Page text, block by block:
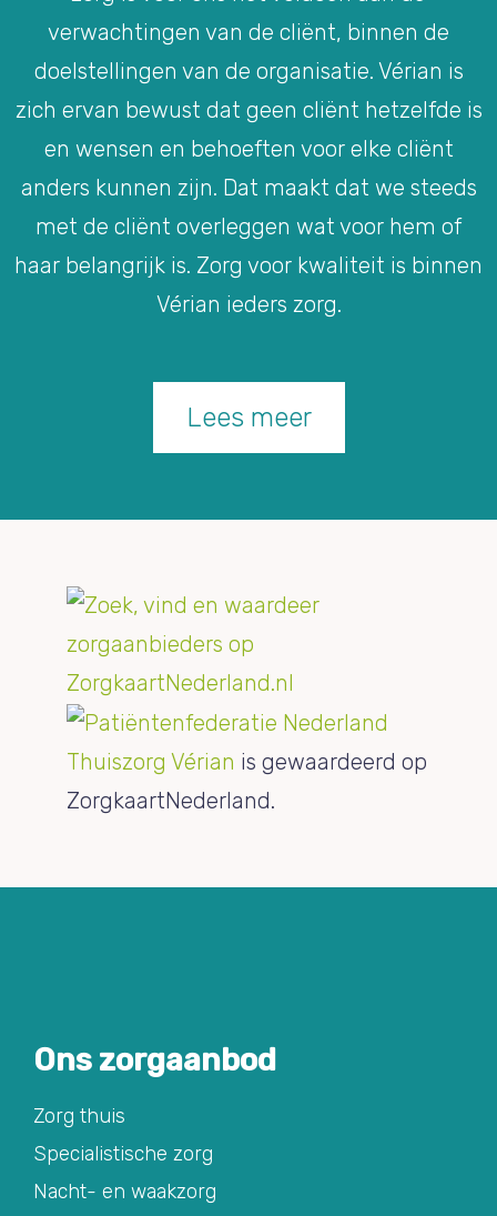
verwachtingen van de cliënt, binnen de
doelstellingen van de organisatie. Vérian is
zich ervan bewust dat geen cliënt hetzelfde is
en wensen en behoeften voor elke cliënt
anders kunnen zijn. Dat maakt dat we steeds
met de cliënt overleggen wat voor hem of
haar belangrijk is. Zorg voor kwaliteit is binnen
Vérian ieders zorg.
Lees meer
Thuiszorg Vérian is gewaardeerd op
ZorgkaartNederland.
Ons zorgaanbod
Zorg thuis
Specialistische zorg
Nacht- en waakzorg